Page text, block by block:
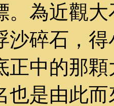
。為近觀
沙碎石，
正中的那
也是由此